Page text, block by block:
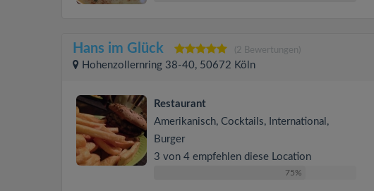
Hans im Glück (2 Bewertungen)
Hohenzollernring 38-40, 50672 Köln
Restaurant
Amerikanisch, Cocktails, International,
Burger
3 von 4 empfehlen diese Location
75%